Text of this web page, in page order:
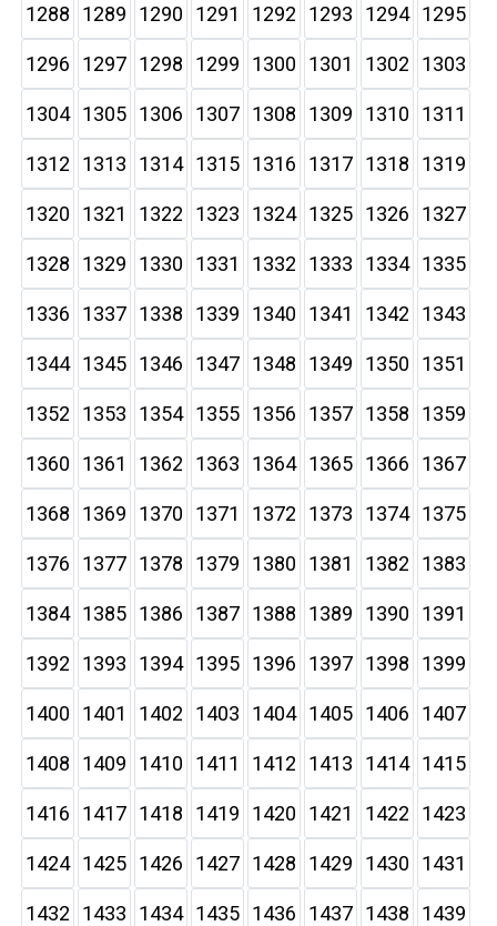
1288 1289 1290 1291 1292 1293 1294 1295
1296 1297 1298 1299 1300 1301 1302 1303
1304 1305 1306 1307 1308 1309 1310 1311
1312 1313 1314 1315 1316 1317 1318 1319
1320 1321 1322 1323 1324 1325 1326 1327
1328 1329 1330 1331 1332 1333 1334 1335
1336 1337 1338 1339 1340 1341 1342 1343
1344 1345 1346 1347 1348 1349 1350 1351
1352 1353 1354 1355 1356 1357 1358 1359
1360 1361 1362 1363 1364 1365 1366 1367
1368 1369 1370 1371 1372 1373 1374 1375
1376 1377 1378 1379 1380 1381 1382 1383
1384 1385 1386 1387 1388 1389 1390 1391
1392 1393 1394 1395 1396 1397 1398 1399
1400 1401 1402 1403 1404 1405 1406 1407
1408 1409 1410 1411 1412 1413 1414 1415
1416 1417 1418 1419 1420 1421 1422 1423
1424 1425 1426 1427 1428 1429 1430 1431
1432 1433 1434 1435 1436 1437 1438 1439